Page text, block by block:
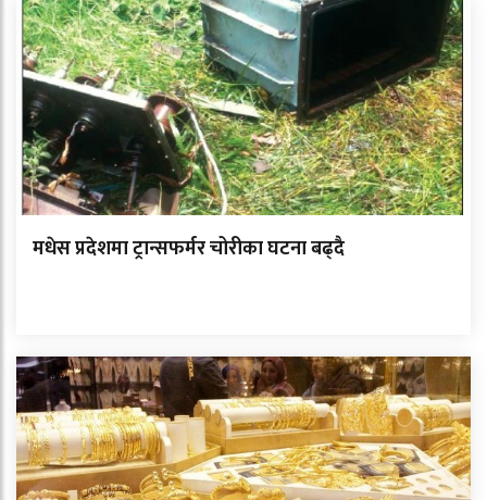
मधेस प्रदेशमा ट्रान्सफर्मर चोरीका घटना बढ्दै